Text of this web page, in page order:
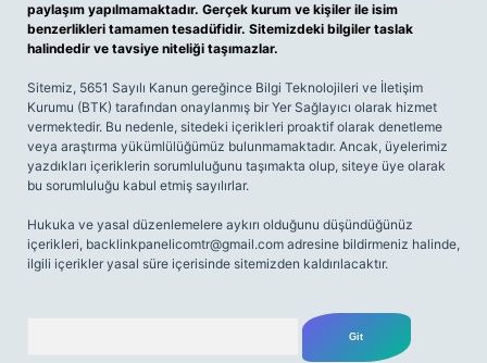
paylaşım yapılmamaktadır. Gerçek kurum ve kişiler ile isim
benzerlikleri tamamen tesadüfidir. Sitemizdeki bilgiler taslak
halindedir ve tavsiye niteliği taşımazlar.
Sitemiz, 5651 Sayılı Kanun gereğince Bilgi Teknolojileri ve İletişim
Kurumu (BTK) tarafından onaylanmış bir Yer Sağlayıcı olarak hizmet
vermektedir. Bu nedenle, sitedeki içerikleri proaktif olarak denetleme
veya araştırma yükümlülüğümüz bulunmamaktadır. Ancak, üyelerimiz
yazdıkları içeriklerin sorumluluğunu taşımakta olup, siteye üye olarak
bu sorumluluğu kabul etmiş sayılırlar.
Hukuka ve yasal düzenlemelere aykırı olduğunu düşündüğünüz
içerikleri, backlinkpanelicomtr@gmail.com adresine bildirmeniz halinde,
ilgili içerikler yasal süre içerisinde sitemizden kaldırılacaktır.